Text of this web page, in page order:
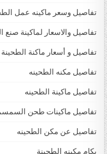
تفاصيل وسعر ماكينه عمل
تفاصيل والاسعار لماكينة
تفاصيل و أسعار ماكنة الطحينة
تفاصيل مكنه الطحينه
تفاصيل ماكينة الطحينه
تفاصيل ماكينات طحن
تفاصيل عن مكن الطحينه
بكام مكينه الطحينة